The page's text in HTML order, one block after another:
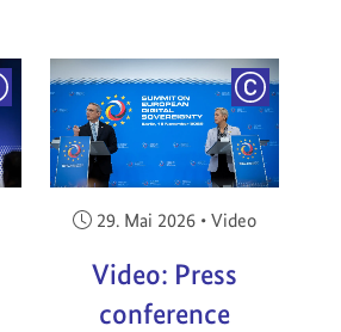
COPYRIGHT
Veröffentlicht am:
29. Mai 2026 • Video
Video: Press
conference